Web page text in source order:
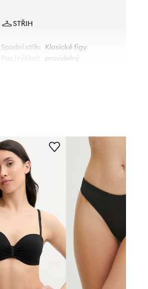
STŘIH
Spodní střih: Klasické figy
Pas (výška)
pravidelný
Tabulka velikosti